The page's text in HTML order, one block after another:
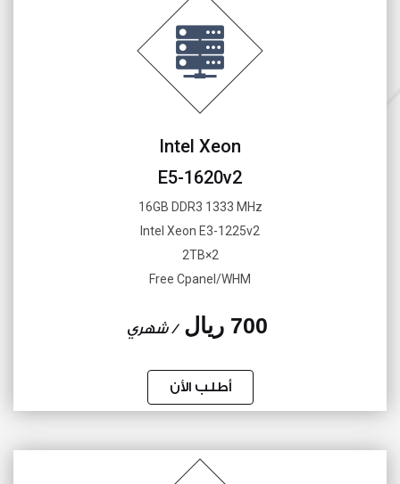
Intel Xeon
E5-1620v2
16GB DDR3 1333 MHz
Intel Xeon E3-1225v2
2×2TB
Free Cpanel/WHM
700 ريال / شهري
أطلب الأن